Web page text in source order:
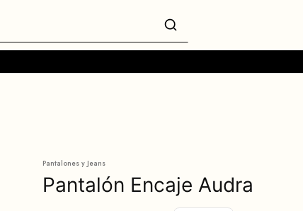
Pantalones y Jeans
Pantalón Encaje Audra